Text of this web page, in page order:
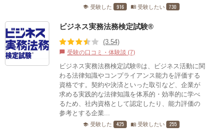
school 受験した 916 menu_book 受験したい 730
ビジネス実務法務検定試験®
(3.54)
chat_bubble 受験の口コミ・体験談 (7)
ビジネス実務法務検定試験®は、ビジネス活動に関
わる法律知識やコンプライアンス能力を評価する
資格です。契約や決済といった取引など、企業が
求める実践的な法律知識を体系的・効率的に学べ
るため、社内資格として認定したり、能力評価の
参考とする企業...
school 受験した 425 menu_book 受験したい 255